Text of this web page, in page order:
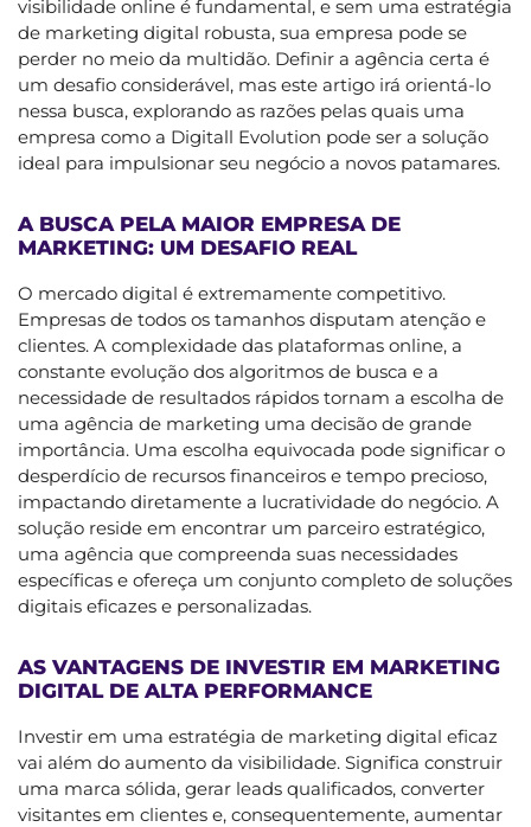
visibilidade online é fundamental, e sem uma estratégia
de marketing digital robusta, sua empresa pode se
perder no meio da multidão. Definir a agência certa é
um desafio considerável, mas este artigo irá orientá-lo
nessa busca, explorando as razões pelas quais uma
empresa como a Digitall Evolution pode ser a solução
ideal para impulsionar seu negócio a novos patamares.
A BUSCA PELA MAIOR EMPRESA DE
MARKETING: UM DESAFIO REAL
O mercado digital é extremamente competitivo.
Empresas de todos os tamanhos disputam atenção e
clientes. A complexidade das plataformas online, a
constante evolução dos algoritmos de busca e a
necessidade de resultados rápidos tornam a escolha de
uma agência de marketing uma decisão de grande
importância. Uma escolha equivocada pode significar o
desperdício de recursos financeiros e tempo precioso,
impactando diretamente a lucratividade do negócio. A
solução reside em encontrar um parceiro estratégico,
uma agência que compreenda suas necessidades
específicas e ofereça um conjunto completo de soluções
digitais eficazes e personalizadas.
AS VANTAGENS DE INVESTIR EM MARKETING
DIGITAL DE ALTA PERFORMANCE
Investir em uma estratégia de marketing digital eficaz
vai além do aumento da visibilidade. Significa construir
uma marca sólida, gerar leads qualificados, converter
visitantes em clientes e, consequentemente, aumentar